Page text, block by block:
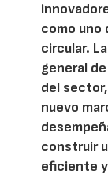
como uno
circular.
general
del
nuevo
construir
eficiente